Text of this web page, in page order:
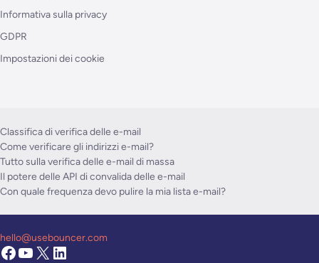
Informativa sulla privacy
GDPR
Impostazioni dei cookie
Classifica di verifica delle e-mail
Come verificare gli indirizzi e-mail?
Tutto sulla verifica delle e-mail di massa
Il potere delle API di convalida delle e-mail
Con quale frequenza devo pulire la mia lista e-mail?
hello@usebouncer.com